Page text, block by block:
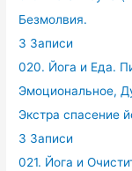
Безмолвия.
3 Записи
020. Йога и Еда.
Эмоциональное,
Экстра спасение
3 Записи
021. Йога и